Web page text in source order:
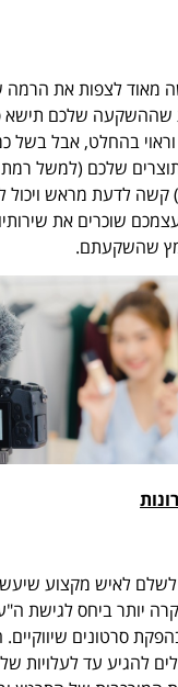
מאוד לצפות את הרמה
שההשקעה שלכם תישא
בהחלט, אבל בשל
שלכם (למשל רמת
קשה לדעת מראש ויכול
שוכרים את
שהשקעתם.
לשלם לאיש מקצוע
יותר ביחס לגישת
סרטונים
להגיע עד לעלויות